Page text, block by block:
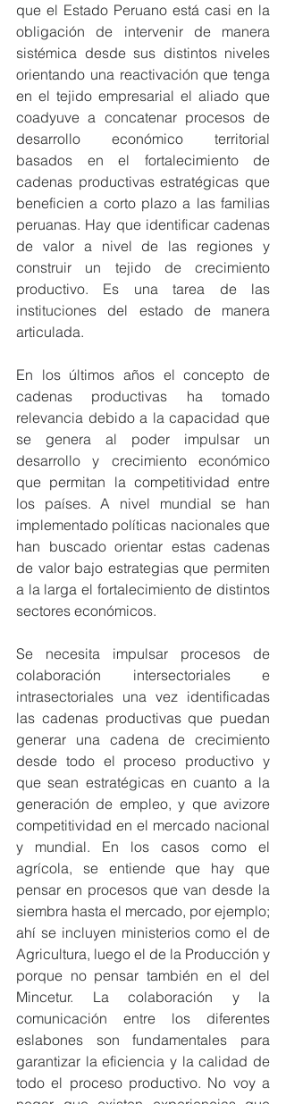
que el Estado Peruano está casi en la
obligación de intervenir de manera
sistémica desde sus distintos niveles
orientando una reactivación que tenga
en el tejido empresarial el aliado que
coadyuve a concatenar procesos de
desarrollo económico territorial
basados en el fortalecimiento de
cadenas productivas estratégicas que
beneficien a corto plazo a las familias
peruanas. Hay que identificar cadenas
de valor a nivel de las regiones y
construir un tejido de crecimiento
productivo. Es una tarea de las
instituciones del estado de manera
articulada.
En los últimos años el concepto de
cadenas productivas ha tomado
relevancia debido a la capacidad que
se genera al poder impulsar un
desarrollo y crecimiento económico
que permitan la competitividad entre
los países. A nivel mundial se han
implementado políticas nacionales que
han buscado orientar estas cadenas
de valor bajo estrategias que permiten
a la larga el fortalecimiento de distintos
sectores económicos.
Se necesita impulsar procesos de
colaboración intersectoriales e
intrasectoriales una vez identificadas
las cadenas productivas que puedan
generar una cadena de crecimiento
desde todo el proceso productivo y
que sean estratégicas en cuanto a la
generación de empleo, y que avizore
competitividad en el mercado nacional
y mundial. En los casos como el
agrícola, se entiende que hay que
pensar en procesos que van desde la
siembra hasta el mercado, por ejemplo;
ahí se incluyen ministerios como el de
Agricultura, luego el de la Producción y
porque no pensar también en el del
Mincetur. La colaboración y la
comunicación entre los diferentes
eslabones son fundamentales para
garantizar la eficiencia y la calidad de
todo el proceso productivo. No voy a